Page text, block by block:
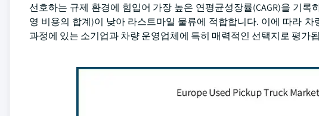
선호하는 규제 환경에 힘입어 가장 높은 연평균성장률(CAGR)을 기
영 비용의 합계)이 낮아 라스트마일 물류에 적합합니다. 이에 따라
과정에 있는 소기업과 차량 운영업체에 특히 매력적인 선택지로 평가